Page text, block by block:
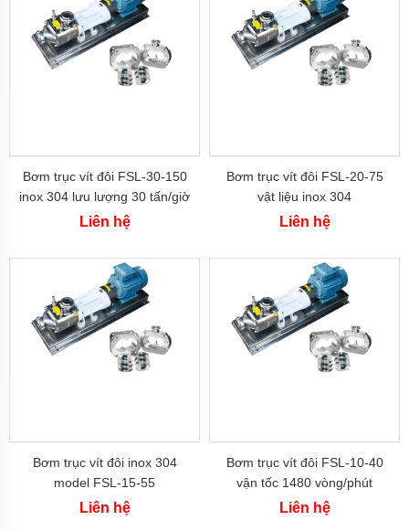
Bơm
tăng
Bơm
bán
chân
Máy
bơm
áp lực cao hơn và đẩy chất lỏng ra khỏi bơm thông qua ống
Bơm trục vít đôi FSL-30-150
inox 304 lưu lượng 30 tấn/giờ
Liên hệ
Bơm trục vít đôi FSL-20-75
vật liệu inox 304
Liên hệ
Bơm trục vít đôi inox 304
model FSL-15-55
Liên hệ
Bơm trục vít đôi FSL-10-40
vận tốc 1480 vòng/phút
Liên hệ